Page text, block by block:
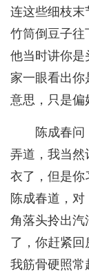
连这些细枝末
竹筒倒豆子往
他当时讲你是
家一眼看出
意思，只是偏
陈成春
弄道，我当然
衣了，但是你
陈成春道，
角落头拎出汽
了，你赶紧回
我筋骨硬照